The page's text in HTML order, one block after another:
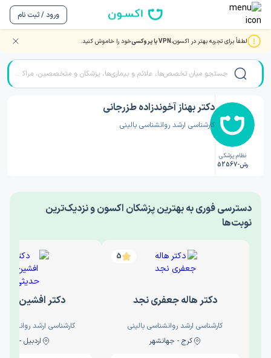
ورود / ثبت نام
لطفاً برای تجربه بهتر در اکسون،VPN یا پروکسی خود را خاموش کنید. صفحه اصلی/دکتر روانشناسی/دکتر بهناز آخوندزاده طزرجانی
نظام پزشکی
رش-52567
دکتر بهناز آخوندزاده طزرجانی
کارشناسی ارشد روانشناسی بالینی
‎دسترسی فوری به بهترین پزشکان اکسون و نزدیک‌ترین
نوبت‌ها
5
دکتر هاله جعفری نجد
کارشناسی ارشد روانشناسی بالینی
کرج - جهانشهر
دکتر افشین
کارشناسی ارشد
اردبیل - والی